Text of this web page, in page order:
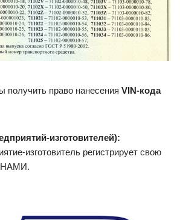
получить право нанесения VIN-кода
изготовителей):
изготовитель регистрирует свою
НАМИ.